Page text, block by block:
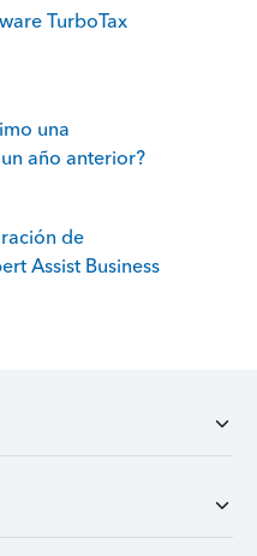
TurboTax
una
año anterior?
de
Assist Business